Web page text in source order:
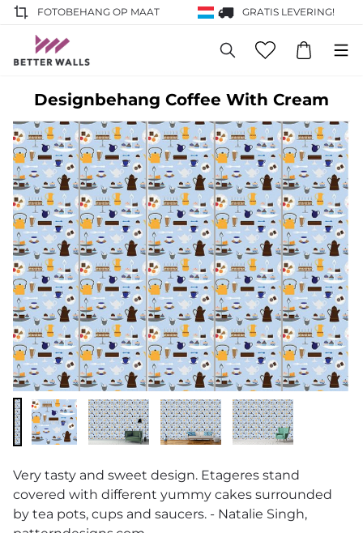
FOTOBEHANG OP MAAT GRATIS LEVERING!
Designbehang Coffee With Cream
Very tasty and sweet design. Etageres stand
covered with different yummy cakes surrounded
by tea pots, cups and saucers. - Natalie Singh,